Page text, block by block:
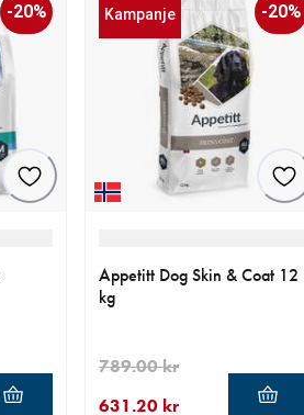
-20% Kampanje -20%
Appetitt Dog Skin & Coat 12
kg
631.20 kr
789.00 kr